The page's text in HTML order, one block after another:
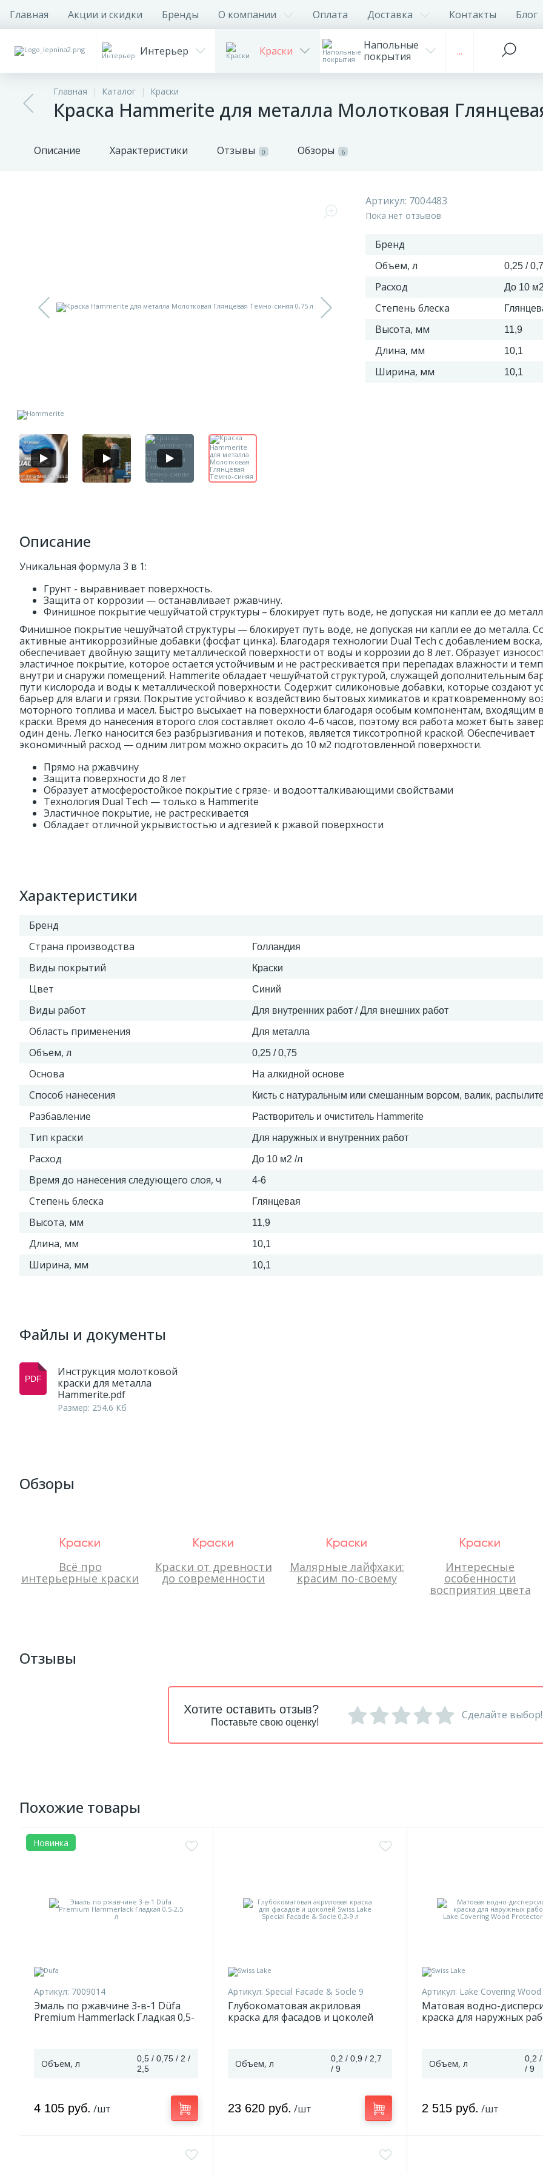
Главная Акции и скидки Бренды О компании Оплата Доставка Контакты Блог
Интерьер Краски
Напольные
покрытия
...
Главная Каталог Краски
Краска Hammerite для металла Молотковая
Описание Характеристики Отзывы 0 Обзоры 6
Артикул: 7004483
Пока нет отзывов
Бренд
Объем, л
0,25 /
Расход До 10
Степень блеска
Высота, мм 11,9
Длина, мм 10,1
Ширина, мм 10,1
Описание
Уникальная формула 3 в 1:
Грунт - выравнивает поверхность.
Защита от коррозии — останавливает ржавчину.
Финишное покрытие чешуйчатой структуры – блокирует путь воде, не допуская ни капли ее до
Финишное покрытие чешуйчатой структуры — блокирует путь воде, не допуская ни капли ее до металла.
активные антикоррозийные добавки (фосфат цинка). Благодаря технологии Dual Tech c добавлением
обеспечивает двойную защиту металлической поверхности от воды и коррозии до 8 лет. Образует
эластичное покрытие, которое остается устойчивым и не растрескивается при перепадах влажности и
внутри и снаружи помещений. Hammerite обладает чешуйчатой структурой, служащей дополнительным
пути кислорода и воды к металлической поверхности. Содержит силиконовые добавки, которые создают
барьер для влаги и грязи. Покрытие устойчиво к воздействию бытовых химикатов и кратковременному
моторного топлива и масел. Быстро высыхает на поверхности благодаря особым компонентам, входящим
краски. Время до нанесения второго слоя составляет около 4–6 часов, поэтому вся работа может быть
один день. Легко наносится без разбрызгивания и потеков, является тиксотропной краской. Обеспечивает
экономичный расход — одним литром можно окрасить до 10 м2 подготовленной поверхности.
Прямо на ржавчину
Защита поверхности до 8 лет
Образует атмосферостойкое покрытие с грязе- и водоотталкивающими свойствами
Технология Dual Tech — только в Hammerite
Эластичное покрытие, не растрескивается
Обладает отличной укрывистостью и адгезией к ржавой поверхности
Характеристики
Бренд
Страна производства
Голландия
Виды покрытий Краски
Цвет Синий
Виды работ Для внутренних работ / Для внешних работ
Область применения Для металла
Объем, л 0,25 / 0,75
Основа На алкидной основе
Способ нанесения Кисть с натуральным или смешанным ворсом, валик,
Разбавление Растворитель и очиститель Hammerite
Тип краски Для наружных и внутренних работ
Расход До 10 м2 /л
Время до нанесения следующего слоя, ч 4-6
Степень блеска Глянцевая
Высота, мм 11,9
Длина, мм 10,1
Ширина, мм 10,1
Файлы и документы
Инструкция молотковой
краски для металла
Hammerite.pdf
Размер: 254.6 Кб
Обзоры
Краски
Всё про
интерьерные краски
Краски
Краски от древности
до современности
Краски
Малярные лайфхаки:
красим по-своему
Краски
Интересные
особенности
восприятия цвета
Отзывы
Хотите оставить отзыв?
Поставьте свою оценку!
Сделайте выбор!
Похожие товары
Новинка
Артикул: 7009014
Эмаль по ржавчине 3-в-1 Düfa
Premium Hammerlack Гладкая 0,5-
Объем, л
0,5 / 0,75 / 2 /
2,5
4 105 руб. /шт
Артикул: Special Faсade & Socle 9
Глубокоматовая акриловая
краска для фасадов и цоколей
Объем, л
0,2 / 0,9 / 2,7
/ 9
23 620 руб. /шт
Артикул: Lake Covering Wood
Матовая водно-
краска для наружных
Объем, л
0,2
/ 9
2 515 руб. /шт